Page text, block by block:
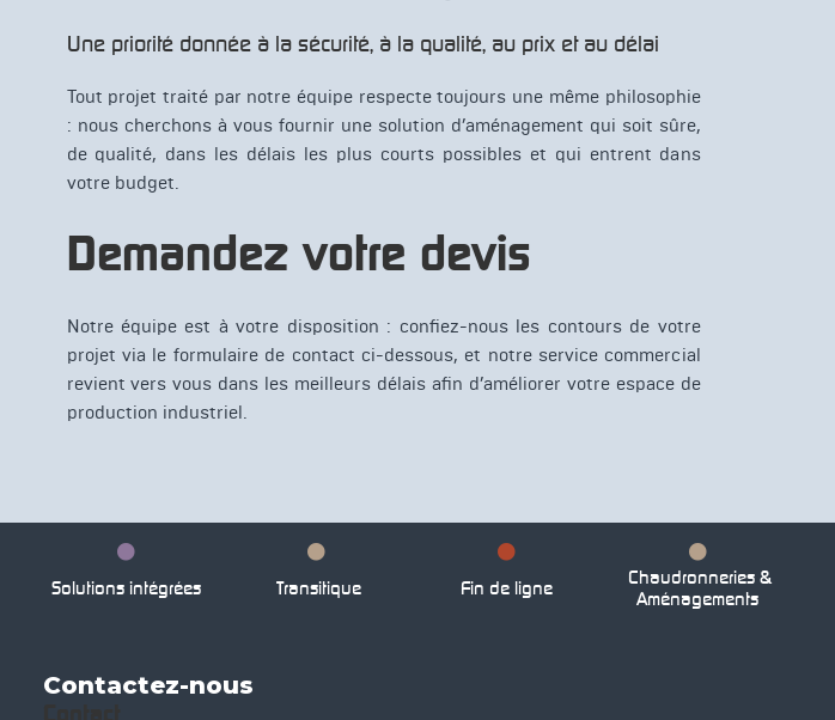
Une priorité donnée à la sécurité, à la qualité, au prix et au délai
Tout projet traité par notre équipe respecte toujours une même philosophie
: nous cherchons à vous fournir une solution d’aménagement qui soit sûre,
de qualité, dans les délais les plus courts possibles et qui entrent dans
votre budget.
Demandez votre devis
Notre équipe est à votre disposition : confiez-nous les contours de votre
projet via le formulaire de contact ci-dessous, et notre service commercial
revient vers vous dans les meilleurs délais afin d’améliorer votre espace de
production industriel.
Solutions intégrées Transitique Fin de ligne
Chaudronneries &
Aménagements
Contactez-nous